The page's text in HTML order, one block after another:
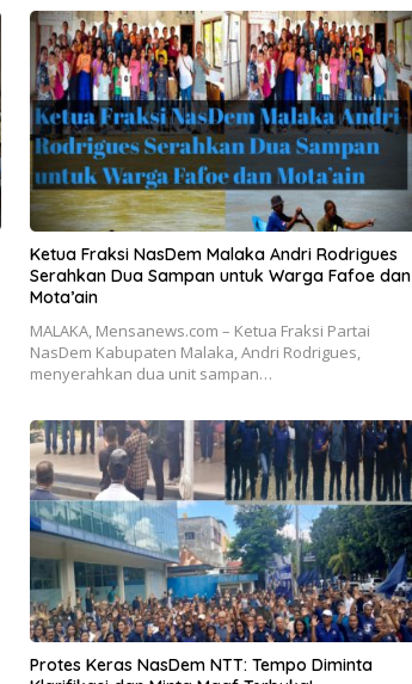
Ketua Fraksi NasDem Malaka Andri Rodrigues
Serahkan Dua Sampan untuk Warga Fafoe dan
Mota’ain
MALAKA, Mensanews.com – Ketua Fraksi Partai
NasDem Kabupaten Malaka, Andri Rodrigues,
menyerahkan dua unit sampan…
Protes Keras NasDem NTT: Tempo Diminta